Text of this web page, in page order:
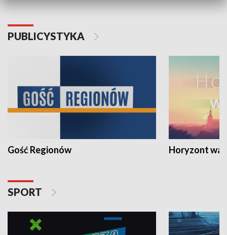
PUBLICYSTYKA
Gość Regionów Horyzont
SPORT